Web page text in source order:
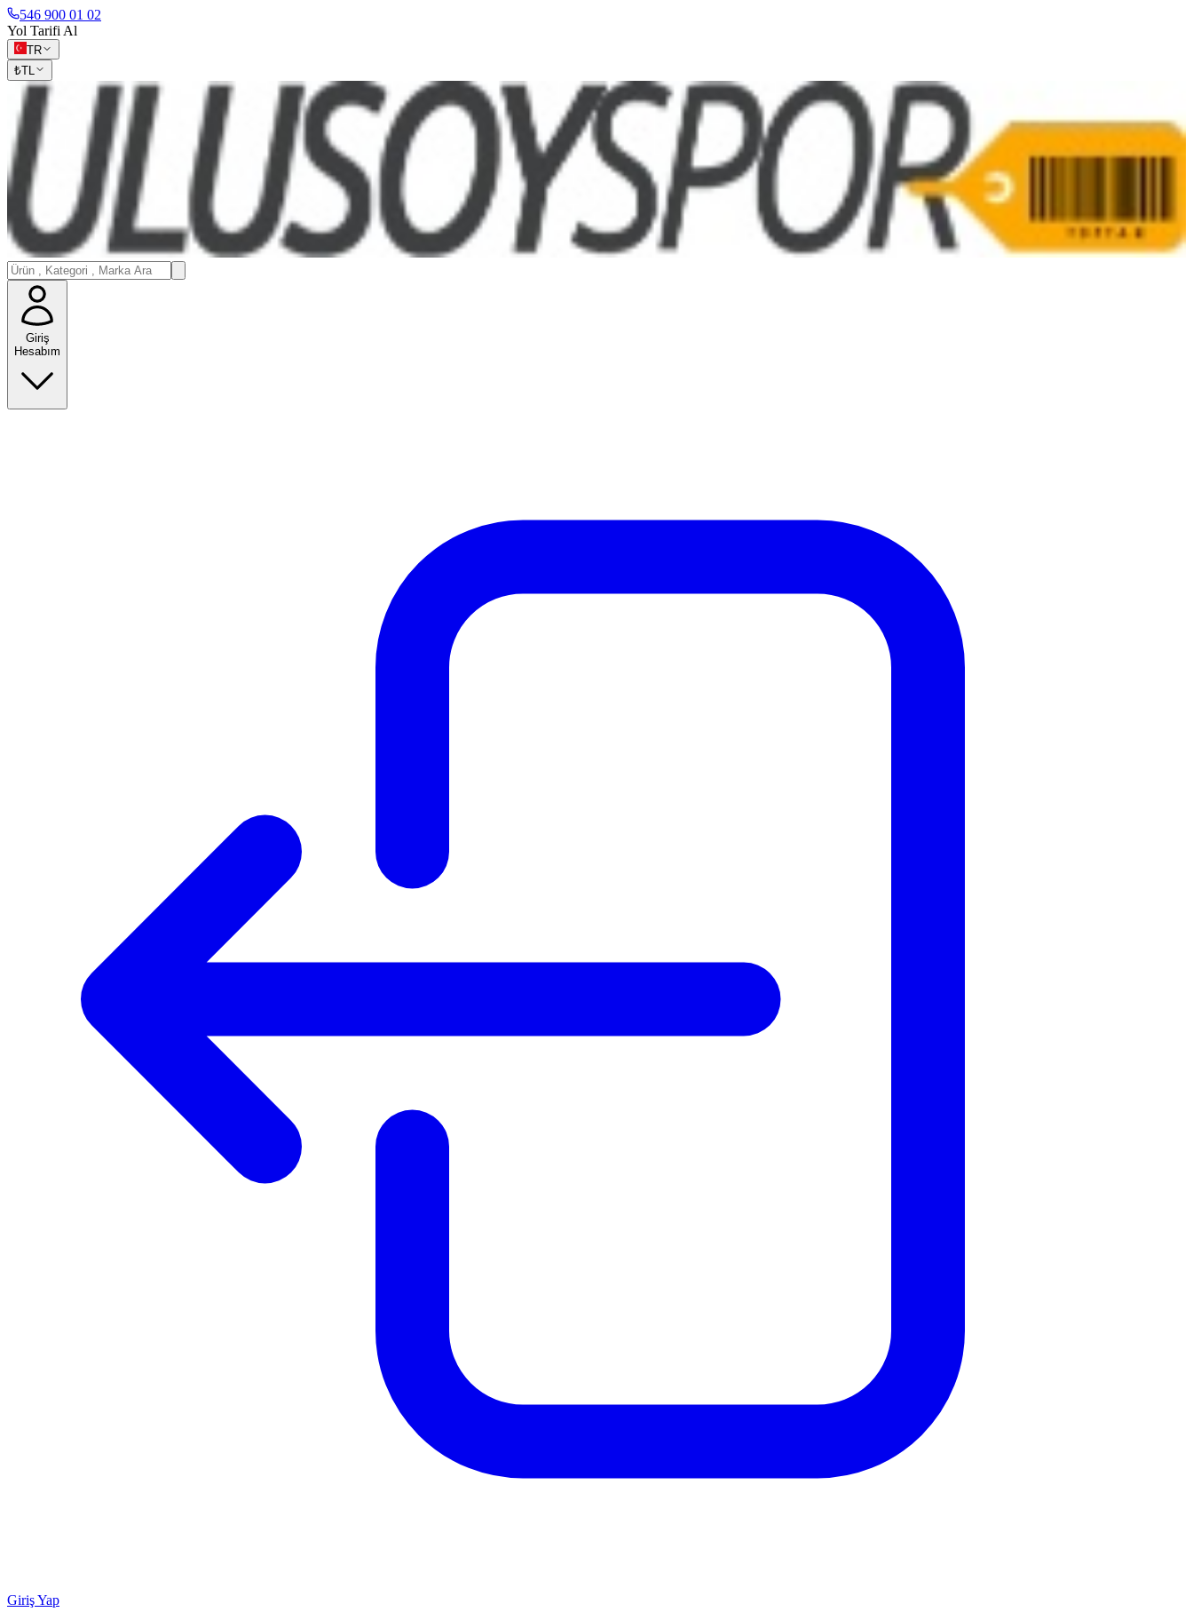
546 900 01 02
Yol Tarifi Al
TR
₺TL
Giriş
Hesabım
Giriş Yap